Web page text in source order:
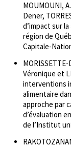
MOUMOUNI,
Dener,
d’impact sur
région de
Capitale-
Véronique et
interventions
alimentaire
approche par
d’évaluation
de l’Institut